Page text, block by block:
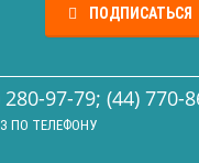
ПОДПИСАТЬСЯ
280-97-79; (44) 770-
ПО ТЕЛЕФОНУ